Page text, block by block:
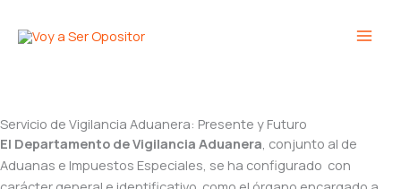
Servicio de Vigilancia Aduanera: Presente y Futuro
El Departamento de Vigilancia Aduanera, conjunto al de
Aduanas e Impuestos Especiales, se ha configurado con